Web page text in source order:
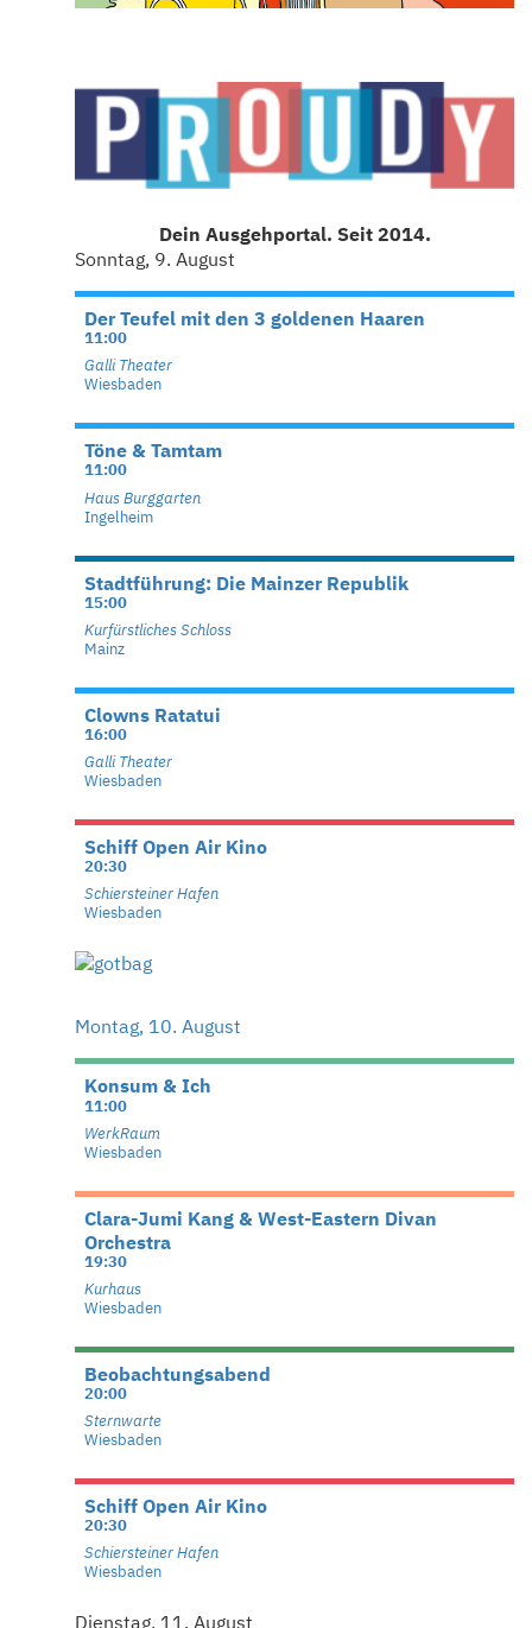
Dein Ausgehportal. Seit 2014.
Sonntag, 9. August
Der Teufel mit den 3 goldenen Haaren
11:00
Galli Theater
Wiesbaden
Töne & Tamtam
11:00
Haus Burggarten
Ingelheim
Stadtführung: Die Mainzer Republik
15:00
Kurfürstliches Schloss
Mainz
Clowns Ratatui
16:00
Galli Theater
Wiesbaden
Schiff Open Air Kino
20:30
Schiersteiner Hafen
Wiesbaden
Montag, 10. August
Konsum & Ich
11:00
WerkRaum
Wiesbaden
Clara-Jumi Kang & West-Eastern Divan
Orchestra
19:30
Kurhaus
Wiesbaden
Beobachtungsabend
20:00
Sternwarte
Wiesbaden
Schiff Open Air Kino
20:30
Schiersteiner Hafen
Wiesbaden
Dienstag, 11. August